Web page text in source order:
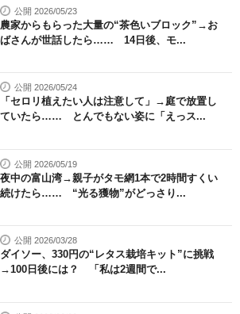
公開 2026/05/23
農家からもらった大量の“茶色いブロック”→お
ばさんが世話したら…… 14日後、モ...
公開 2026/05/24
「セロリ植えたい人は注意して」→庭で放置し
ていたら…… とんでもない姿に「えっス...
公開 2026/05/19
夜中の富山湾→親子がタモ網1本で2時間すくい
続けたら…… “光る獲物”がどっさり...
公開 2026/03/28
ダイソー、330円の“レタス栽培キット”に挑戦
→100日後には？ 「私は2週間で...